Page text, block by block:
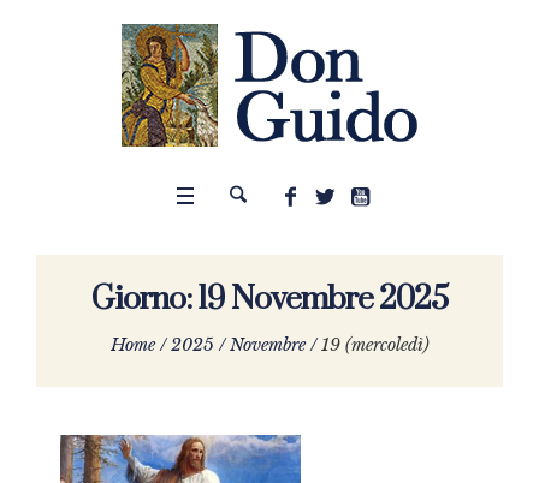
Giorno:19 Novembre 2025
Home /2025 /Novembre /19 (mercoledì)